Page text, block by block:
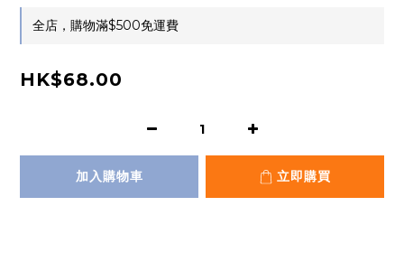
全店，購物滿$500免運費
HK$68.00
加入購物車 立即購買